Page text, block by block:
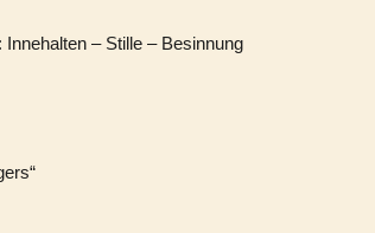
Innehalten – Stille – Besinnung